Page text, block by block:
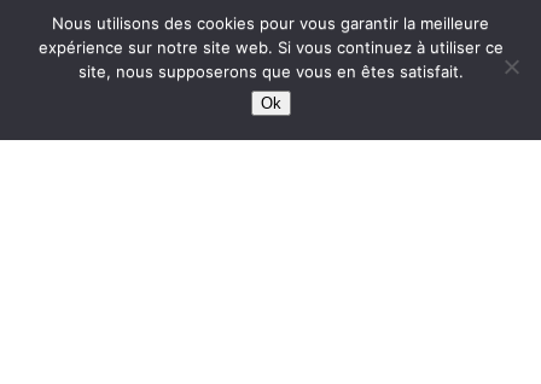
This site is protected bywp-copyrightpro.com
Nous utilisons des cookies pour vous garantir la meilleure
expérience sur notre site web. Si vous continuez à utiliser ce
site, nous supposerons que vous en êtes satisfait.
Ok